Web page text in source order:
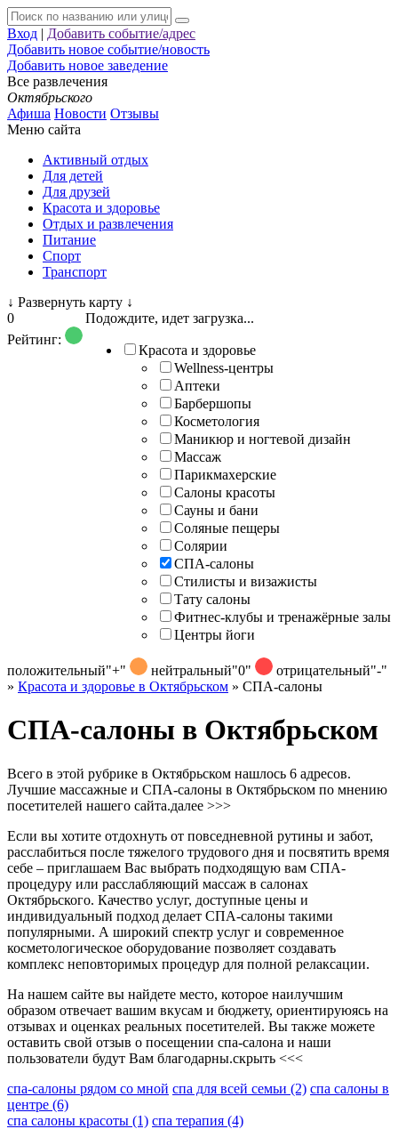
Вход | Добавить событие/адрес
Добавить новое событие/новость
Добавить новое заведение
Все развлечения
Октябрьского
Афиша Новости Отзывы
Меню сайта
Активный отдых
Для детей
Для друзей
Красота и здоровье
Отдых и развлечения
Питание
Спорт
Транспорт
↓ Развернуть карту ↓
Подождите, идет загрузка...
Красота и здоровье
Wellness-центры
Аптеки
Барбершопы
Косметология
Маникюр и ногтевой дизайн
Массаж
Парикмахерские
Салоны красоты
Сауны и бани
Соляные пещеры
Солярии
СПА-салоны
Стилисты и визажисты
Тату салоны
Фитнес-клубы и тренажёрные залы
Центры йоги
0
Рейтинг:
положительный"+" нейтральный"0" отрицательный"-"
» Красота и здоровье в Октябрьском » СПА-салоны
СПА-салоны в Октябрьском
Всего в этой рубрике в Октябрьском нашлось 6 адресов.
Лучшие массажные и СПА-салоны в Октябрьском по мнению
посетителей нашего сайта.далее >>>
Если вы хотите отдохнуть от повседневной рутины и забот,
расслабиться после тяжелого трудового дня и посвятить время
себе – приглашаем Вас выбрать подходящую вам СПА-
процедуру или расслабляющий массаж в салонах
Октябрьского. Качество услуг, доступные цены и
индивидуальный подход делает СПА-салоны такими
популярными. А широкий спектр услуг и современное
косметологическое оборудование позволяет создавать
комплекс неповторимых процедур для полной релаксации.
На нашем сайте вы найдете место, которое наилучшим
образом отвечает вашим вкусам и бюджету, ориентируюясь на
отзывах и оценках реальных посетителей. Вы также можете
оставить свой отзыв о посещении спа-салона и наши
пользователи будут Вам благодарны.скрыть <<<
спа-салоны рядом со мной спа для всей семьи (2) спа салоны в
центре (6)
спа салоны красоты (1) спа терапия (4)